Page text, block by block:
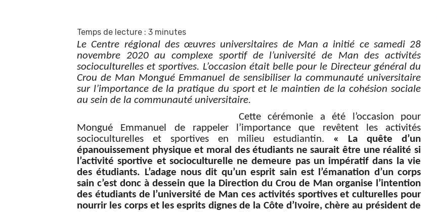
Temps de lecture : 3 minutes
Le Centre régional des œuvres universitaires de Man a initié ce samedi 28
novembre 2020 au complexe sportif de l’université de Man des activités
socioculturelles et sportives. L’occasion était belle pour le Directeur général du
Crou de Man Mongué Emmanuel de sensibiliser la communauté universitaire
sur l’importance de la pratique du sport et le maintien de la cohésion sociale
au sein de la communauté universitaire.
Cette cérémonie a été l’occasion pour
Mongué Emmanuel de rappeler l’importance que revêtent les activités
socioculturelles et sportives en milieu estudiantin. « La quête d’un
épanouissement physique et moral des étudiants ne saurait être une réalité si
l’activité sportive et socioculturelle ne demeure pas un impératif dans la vie
des étudiants. L’adage nous dit qu’un esprit sain est l’émanation d’un corps
sain c’est donc à dessein que la Direction du Crou de Man organise l’intention
des étudiants de l’université de Man ces activités sportives et culturelles pour
nourrir les corps et les esprits dignes de la Côte d’Ivoire, chère au président de